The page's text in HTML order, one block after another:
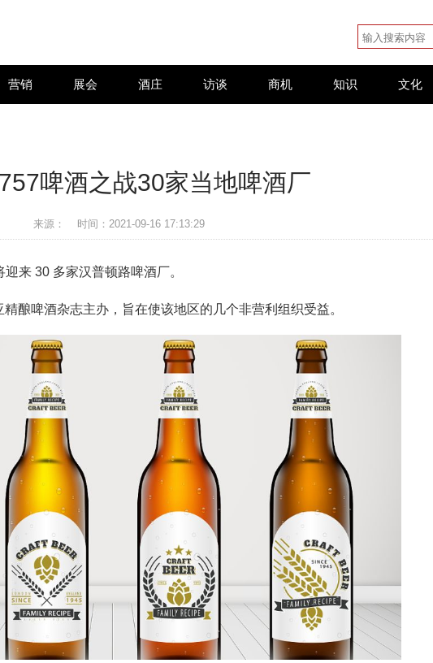
营销 展会 酒庄 访谈 商机 知识 文化
啤酒之战30家当地啤酒厂
来源： 时间：2021-09-16 17:13:29
来 30 多家汉普顿路啤酒厂。
酿啤酒杂志主办，旨在使该地区的几个非营利组织受益。